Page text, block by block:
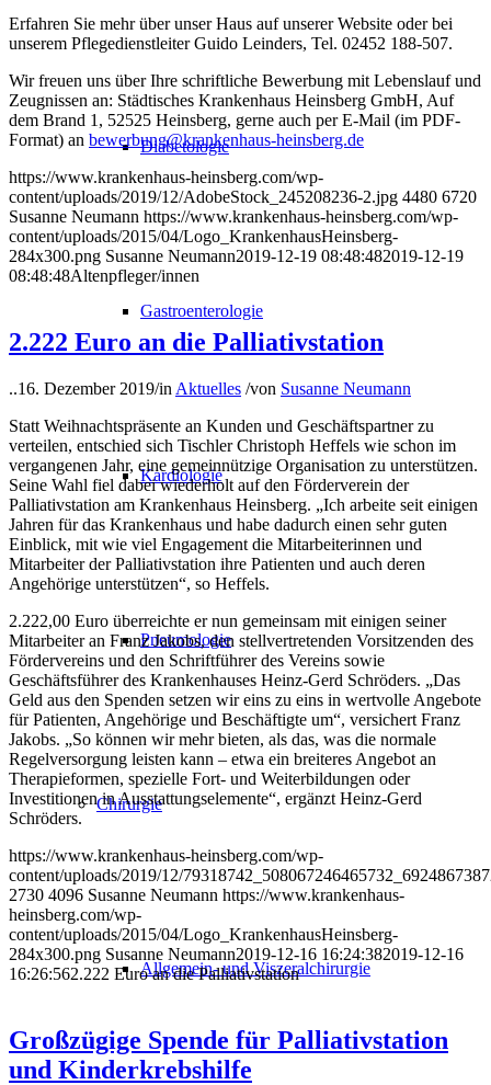
Diabetologie
Gastroenterologie
Kardiologie
Pneumologie
Chirurgie
Allgemein- und Viszeralchirurgie
Erfahren Sie mehr über unser Haus auf unserer Website oder bei
unserem Pflegedienstleiter Guido Leinders, Tel. 02452 188-507.
Wir freuen uns über Ihre schriftliche Bewerbung mit Lebenslauf und
Zeugnissen an: Städtisches Krankenhaus Heinsberg GmbH, Auf
dem Brand 1, 52525 Heinsberg, gerne auch per E-Mail (im PDF-
Format) an bewerbung@krankenhaus-heinsberg.de
https://www.krankenhaus-heinsberg.com/wp-
content/uploads/2019/12/AdobeStock_245208236-2.jpg 4480 6720
Susanne Neumann https://www.krankenhaus-heinsberg.com/wp-
content/uploads/2015/04/Logo_KrankenhausHeinsberg-
284x300.png Susanne Neumann2019-12-19 08:48:482019-12-19
08:48:48Altenpfleger/innen
2.222 Euro an die Palliativstation
..16. Dezember 2019/in Aktuelles /von Susanne Neumann
Statt Weihnachtspräsente an Kunden und Geschäftspartner zu
verteilen, entschied sich Tischler Christoph Heffels wie schon im
vergangenen Jahr, eine gemeinnützige Organisation zu unterstützen.
Seine Wahl fiel dabei wiederholt auf den Förderverein der
Palliativstation am Krankenhaus Heinsberg. „Ich arbeite seit einigen
Jahren für das Krankenhaus und habe dadurch einen sehr guten
Einblick, mit wie viel Engagement die Mitarbeiterinnen und
Mitarbeiter der Palliativstation ihre Patienten und auch deren
Angehörige unterstützen“, so Heffels.
2.222,00 Euro überreichte er nun gemeinsam mit einigen seiner
Mitarbeiter an Franz Jakobs, den stellvertretenden Vorsitzenden des
Fördervereins und den Schriftführer des Vereins sowie
Geschäftsführer des Krankenhauses Heinz-Gerd Schröders. „Das
Geld aus den Spenden setzen wir eins zu eins in wertvolle Angebote
für Patienten, Angehörige und Beschäftigte um“, versichert Franz
Jakobs. „So können wir mehr bieten, als das, was die normale
Regelversorgung leisten kann – etwa ein breiteres Angebot an
Therapieformen, spezielle Fort- und Weiterbildungen oder
Investitionen in Ausstattungselemente“, ergänzt Heinz-Gerd
Schröders.
https://www.krankenhaus-heinsberg.com/wp-
content/uploads/2019/12/
2730 4096 Susanne Neumann https://www.krankenhaus-
heinsberg.com/wp-
content/uploads/2015/04/Logo_KrankenhausHeinsberg-
284x300.png Susanne Neumann2019-12-16 16:24:382019-12-16
16:26:562.222 Euro an die Palliativstation
Großzügige Spende für Palliativstation
und Kinderkrebshilfe